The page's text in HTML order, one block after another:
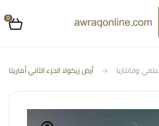
0
وفانتازيا أرض زيكولا الجزء الثاني أماريتا